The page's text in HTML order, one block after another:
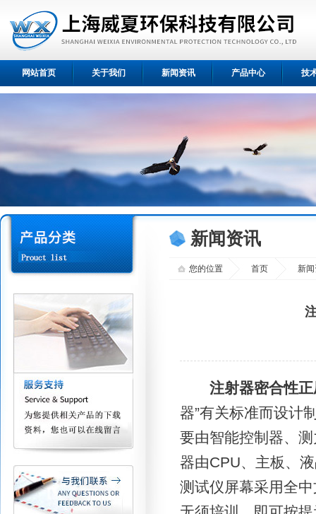
网站首页 关于我们 新闻资讯 产品中心 技
新闻资讯
您的位置 首页 新
注射器密合性
器”有关标准而设计
要由智能控制器、
器由CPU、主板、
测试仪屏幕采用全